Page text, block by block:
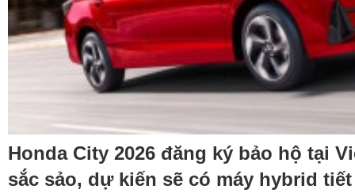
Honda City 2026 đăng ký bảo hộ tại
sắc sảo, dự kiến sẽ có máy hybrid